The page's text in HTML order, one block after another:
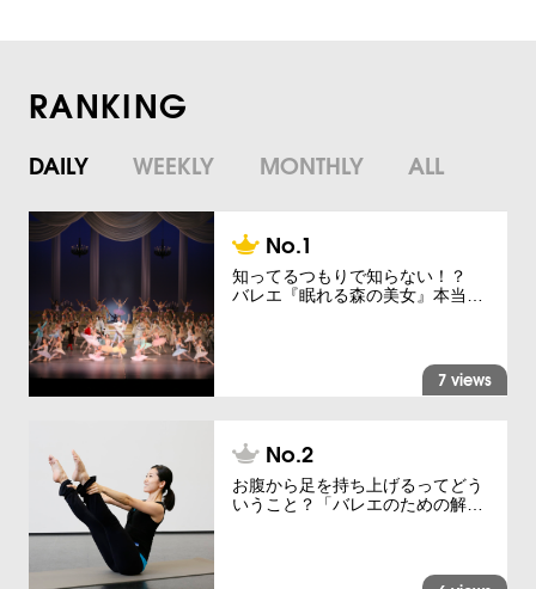
RANKING
DAILY WEEKLY MONTHLY ALL
知ってるつもりで知らない！？
バレエ『眠れる森の美女』本当…
7 views
お腹から足を持ち上げるってどう
いうこと？「バレエのための解…